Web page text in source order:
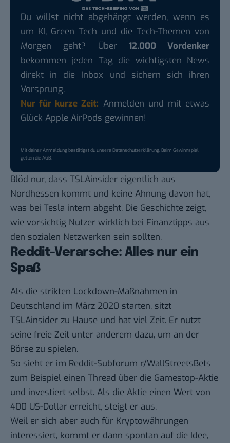
Du willst nicht abgehängt werden, wenn es
um KI, Green Tech und die Tech-Themen von
Morgen geht? Über 12.000 Vordenker
bekommen jeden Tag die wichtigsten News
direkt in die Inbox und sichern sich ihren
Vorsprung.
Nur für kurze Zeit: Anmelden und mit etwas
Glück Apple AirPods gewinnen!
Mit deiner Anmeldung bestätigst du unsereDatenschutzerklärung. Beim Gewinnspiel
gelten dieAGB.
Blöd nur, dass TSLAinsider eigentlich aus
Nordhessen kommt und keine Ahnung davon hat,
was bei Tesla intern abgeht. Die Geschichte zeigt,
wie vorsichtig Nutzer wirklich bei Finanztipps aus
den sozialen Netzwerken sein sollten.
Reddit-Verarsche: Alles nur ein
Spaß
Als die strikten Lockdown-Maßnahmen in
Deutschland im März 2020 starten, sitzt
TSLAinsider zu Hause und hat viel Zeit. Er nutzt
seine freie Zeit unter anderem dazu, um an der
Börse zu spielen.
So sieht er im Reddit-Subforum r/WallStreetsBets
zum Beispiel einen Thread über die Gamestop-Aktie
und investiert selbst. Als die Aktie einen Wert von
400 US-Dollar erreicht, steigt er aus.
Weil er sich aber auch für Kryptowährungen
interessiert, kommt er dann spontan auf die Idee,